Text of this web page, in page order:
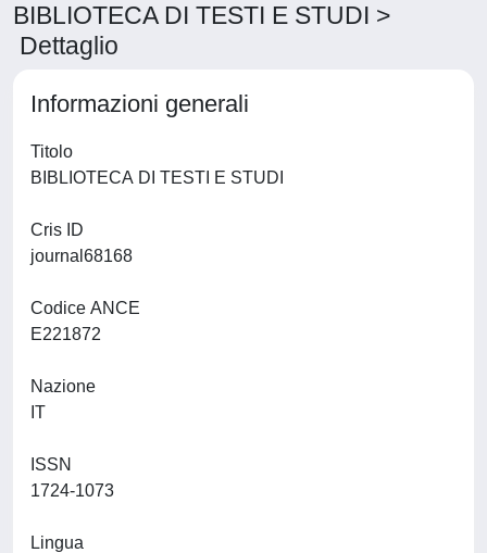
BIBLIOTECA DI TESTI E STUDI >
Dettaglio
Informazioni generali
Titolo
Cris ID
Codice ANCE
Nazione
ISSN
Lingua